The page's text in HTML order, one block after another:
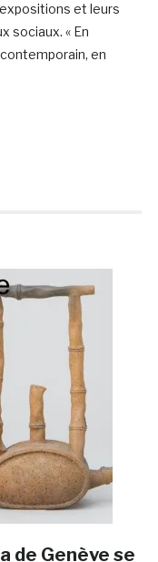
et leurs
sociaux. « En
en
de Genève se